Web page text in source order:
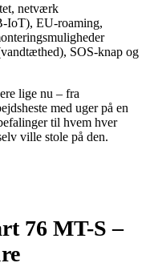
netværk
EU‑roaming,
SOS‑knap og
lige nu – fra
med uger på en
til hvem hver
ville stole på den.
76 MT-S –